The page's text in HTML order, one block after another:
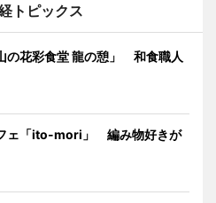
トピックス
の花彩食堂 龍の憩」 和食職人
ェ「ito-mori」 編み物好きが